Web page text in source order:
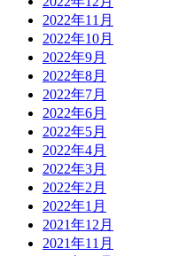
2022年11月
2022年10月
2022年9月
2022年8月
2022年7月
2022年6月
2022年5月
2022年4月
2022年3月
2022年2月
2022年1月
2021年12月
2021年11月